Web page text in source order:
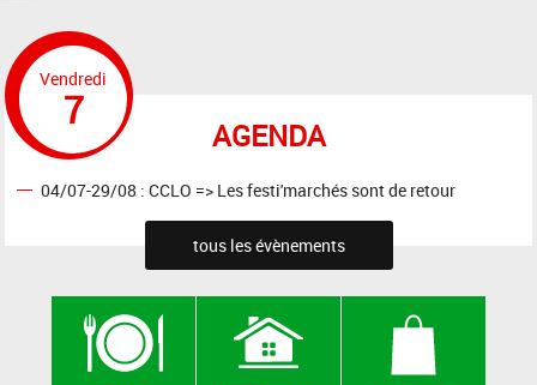
AGENDA
Vendredi
7
04/07-29/08 : CCLO => Les festi'marchés sont de retour
tous les évènements